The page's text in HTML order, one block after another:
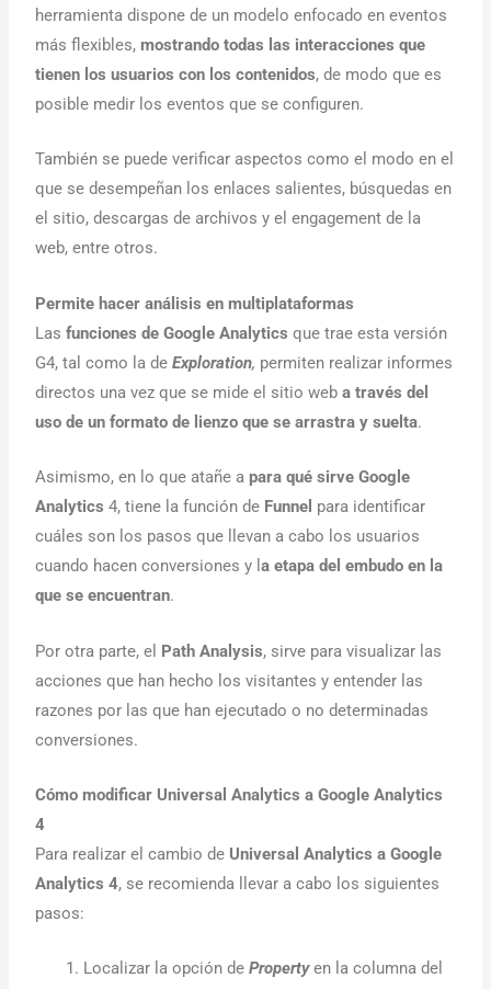
herramienta dispone de un modelo enfocado en eventos
más flexibles,mostrando todas las interacciones que
tienen los usuarios con los contenidos, de modo que es
posible medir los eventos que se configuren.
También se puede verificar aspectos como el modo en el
que se desempeñan los enlaces salientes, búsquedas en
el sitio, descargas de archivos y el engagement de la
web, entre otros.
Permite hacer análisis en multiplataformas
Lasfunciones de Google Analyticsque trae esta versión
G4, tal como la deExploration, permiten realizar informes
directos una vez que se mide el sitio web a través del
uso de un formato de lienzo que se arrastra y suelta.
Asimismo, en lo que atañe a para qué sirve Google
Analytics4, tiene la función de Funnel para identificar
cuáles son los pasos que llevan a cabo los usuarios
cuando hacen conversiones y la etapa del embudo en la
que se encuentran.
Por otra parte, el Path Analysis, sirve para visualizar las
acciones que han hecho los visitantes y entender las
razones por las que han ejecutado o no determinadas
conversiones.
Cómo modificar Universal Analytics a Google Analytics
4
Para realizar el cambio de Universal Analytics a Google
Analytics 4, se recomienda llevar a cabo los siguientes
pasos:
Localizar la opción dePropertyen la columna del